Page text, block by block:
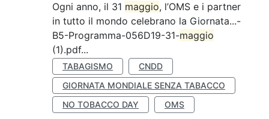
Ogni anno, il 31 maggio, l’OMS e i partner
in tutto il mondo celebrano la Giornata...-
B5-Programma-056D19-31-maggio
(1).pdf...
TABAGISMO
CNDD
GIORNATA MONDIALE SENZA TABACCO
NO TOBACCO DAY
OMS